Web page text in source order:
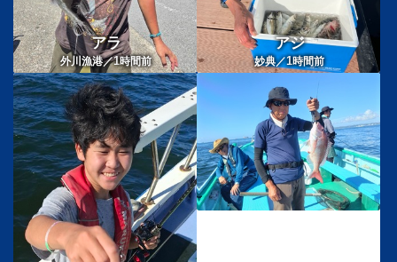
アラ
外川漁港／1時間前
アジ
妙典／1時間前